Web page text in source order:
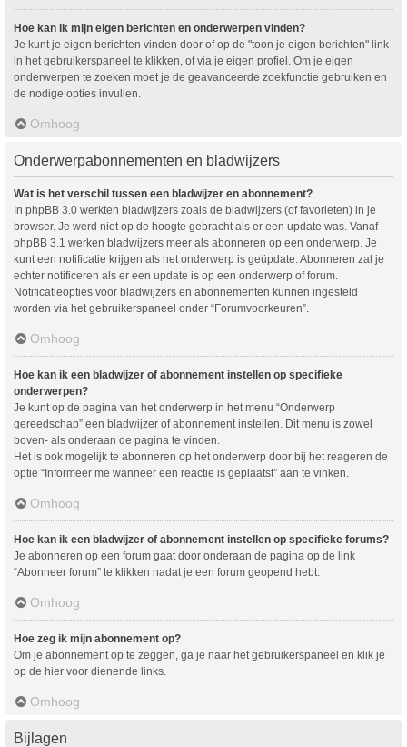
Hoe kan ik mijn eigen berichten en onderwerpen vinden?
Je kunt je eigen berichten vinden door of op de "toon je eigen berichten" link
in het gebruikerspaneel te klikken, of via je eigen profiel. Om je eigen
onderwerpen te zoeken moet je de geavanceerde zoekfunctie gebruiken en
de nodige opties invullen.
Omhoog
Onderwerpabonnementen en bladwijzers
Wat is het verschil tussen een bladwijzer en abonnement?
In phpBB 3.0 werkten bladwijzers zoals de bladwijzers (of favorieten) in je
browser. Je werd niet op de hoogte gebracht als er een update was. Vanaf
phpBB 3.1 werken bladwijzers meer als abonneren op een onderwerp. Je
kunt een notificatie krijgen als het onderwerp is geüpdate. Abonneren zal je
echter notificeren als er een update is op een onderwerp of forum.
Notificatieopties voor bladwijzers en abonnementen kunnen ingesteld
worden via het gebruikerspaneel onder “Forumvoorkeuren”.
Omhoog
Hoe kan ik een bladwijzer of abonnement instellen op specifieke
onderwerpen?
Je kunt op de pagina van het onderwerp in het menu “Onderwerp
gereedschap” een bladwijzer of abonnement instellen. Dit menu is zowel
boven- als onderaan de pagina te vinden.
Het is ook mogelijk te abonneren op het onderwerp door bij het reageren de
optie “Informeer me wanneer een reactie is geplaatst” aan te vinken.
Omhoog
Hoe kan ik een bladwijzer of abonnement instellen op specifieke forums?
Je abonneren op een forum gaat door onderaan de pagina op de link
“Abonneer forum” te klikken nadat je een forum geopend hebt.
Omhoog
Hoe zeg ik mijn abonnement op?
Om je abonnement op te zeggen, ga je naar het gebruikerspaneel en klik je
op de hier voor dienende links.
Omhoog
Bijlagen